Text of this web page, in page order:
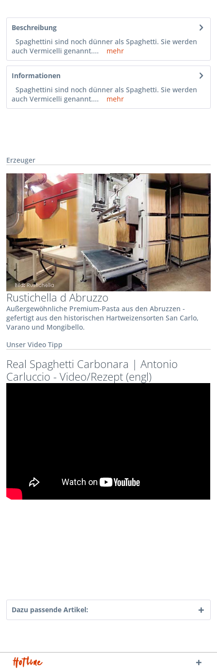
Beschreibung
Spaghettini sind noch dünner als Spaghetti. Sie werden
auch Vermicelli genannt....
mehr
Informationen
Spaghettini sind noch dünner als Spaghetti. Sie werden
auch Vermicelli genannt....
mehr
Erzeuger
Rustichella d Abruzzo
Außergewöhnliche Premium-Pasta aus den Abruzzen -
gefertigt aus den historischen Hartweizensorten San Carlo,
Varano und Mongibello.
Unser Video Tipp
Real Spaghetti Carbonara | Antonio
Carluccio - Video/Rezept (engl)
Dazu passende Artikel:
Hotline